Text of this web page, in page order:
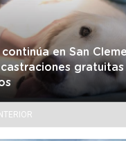
en San
gratuitas